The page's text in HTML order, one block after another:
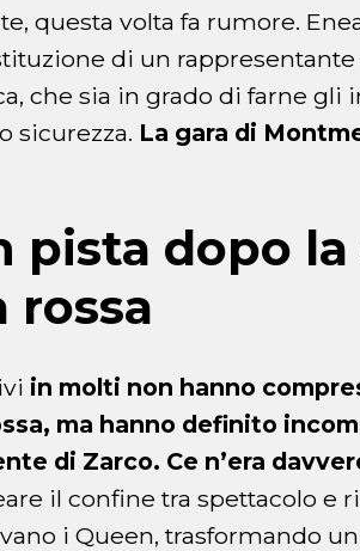
questa volta fa rumore.
di un
che sia in grado di farne gli
sicurezza. La gara di
pista dopo la
rossa
in molti non hanno
ma hanno definito
di Zarco. Ce n’era
il confine tra spettacolo e
i Queen, trasformando